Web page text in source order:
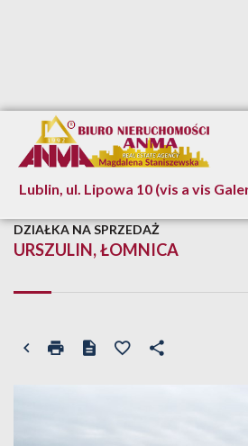
Lublin, ul. Lipowa 10 (vis a vis
URSZULIN, ŁOMNICA
DZIAŁKA NA SPRZEDAŻ